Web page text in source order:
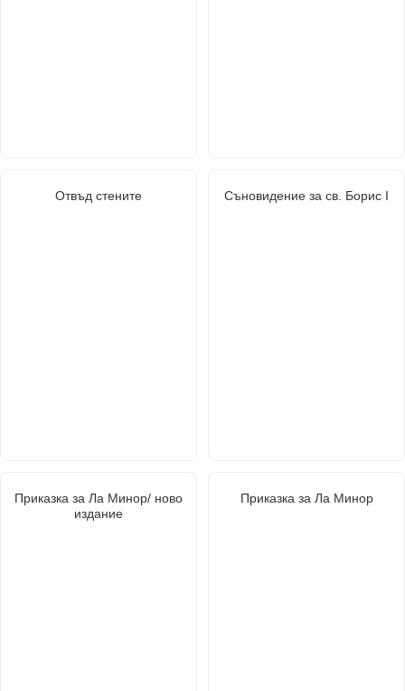
Отвъд стените Съновидение за св. Борис I
Приказка за Ла Минор/ ново
издание
Приказка за Ла Минор